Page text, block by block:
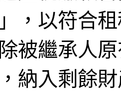
」，以符合
被繼承人
納入剩餘